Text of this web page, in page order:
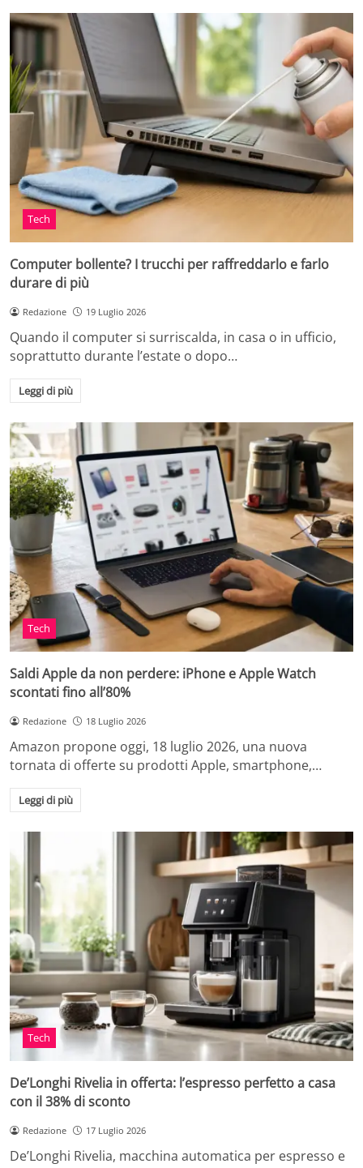
Tech
Computer bollente? I trucchi per raffreddarlo e farlo
durare di più
Redazione 19 Luglio 2026
Quando il computer si surriscalda, in casa o in ufficio,
soprattutto durante l’estate o dopo…
Leggi di più
Tech
Saldi Apple da non perdere: iPhone e Apple Watch
scontati fino all’80%
Redazione 18 Luglio 2026
Amazon propone oggi, 18 luglio 2026, una nuova
tornata di offerte su prodotti Apple, smartphone,…
Leggi di più
Tech
De’Longhi Rivelia in offerta: l’espresso perfetto a casa
con il 38% di sconto
Redazione 17 Luglio 2026
De’Longhi Rivelia, macchina automatica per espresso e